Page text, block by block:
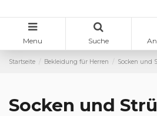
Menu Suche
Startseite Bekleidung für Herren Socken und
Socken und